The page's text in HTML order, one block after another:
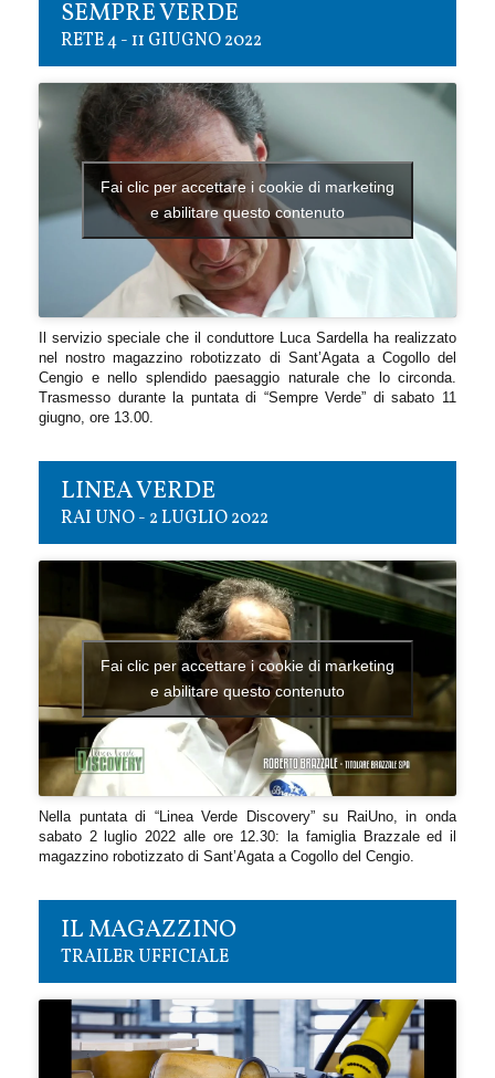
SEMPRE VERDE
RETE 4 - 11 GIUGNO 2022
Fai clic per accettare i cookie di marketing
e abilitare questo contenuto
Il servizio speciale che il conduttore Luca Sardella ha realizzato
nel nostro magazzino robotizzato di Sant’Agata a Cogollo del
Cengio e nello splendido paesaggio naturale che lo circonda.
Trasmesso durante la puntata di “Sempre Verde” di sabato 11
giugno, ore 13.00.
LINEA VERDE
RAI UNO - 2 LUGLIO 2022
Fai clic per accettare i cookie di marketing
e abilitare questo contenuto
Nella puntata di “Linea Verde Discovery” su RaiUno, in onda
sabato 2 luglio 2022 alle ore 12.30: la famiglia Brazzale ed il
magazzino robotizzato di Sant’Agata a Cogollo del Cengio.
IL MAGAZZINO
TRAILER UFFICIALE